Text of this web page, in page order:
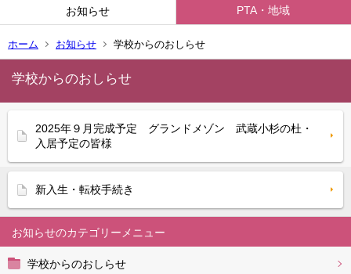
お知らせ PTA・地域
ホーム お知らせ 学校からのおしらせ
お知らせ
学校からのおしらせ
学校からのおしらせ
2025年９月完成予定 グランドメゾン 武蔵小杉の杜・
入居予定の皆様
新入生・転校手続き